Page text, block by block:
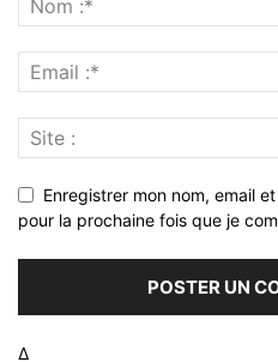
Enregistrer mon nom, email
pour la prochaine fois que je
Δ